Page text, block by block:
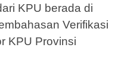
KPU berada di
Verifikasi
KPU Provinsi